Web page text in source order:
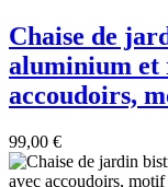
Chaise de
aluminium et
accoudoirs,
99,00 €